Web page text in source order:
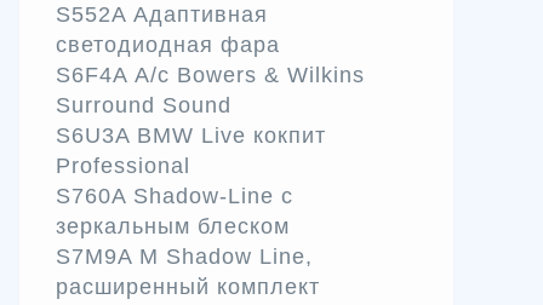
S552A Адаптивная
светодиодная фара
S6F4A А/с Bowers & Wilkins
Surround Sound
S6U3A BMW Live кокпит
Professional
S760A Shadow-Line с
зеркальным блеском
S7M9A M Shadow Line,
расширенный комплект